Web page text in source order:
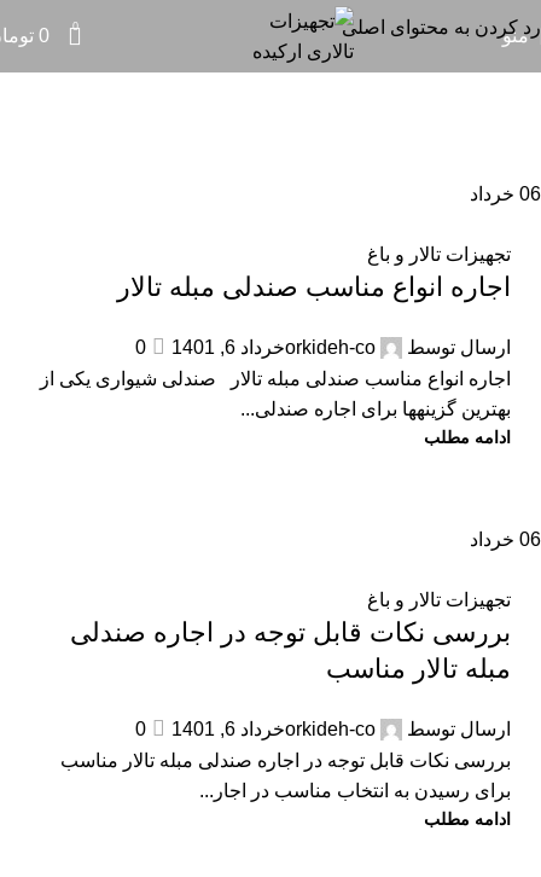
رد کردن به محتوای اصلی
منو 0
0
بایگانی برچسب ها: تجهیزات تالار
عروسی
06 خرداد
تجهیزات تالار و باغ
اجاره انواع مناسب صندلی مبله تالار
ارسال توسط orkideh-coخرداد 6, 1401
0
اجاره انواع مناسب صندلی مبله تالار صندلی شیواری یکی از
بهترین گزینه­ها برای اجاره صندلی...
ادامه مطلب
06 خرداد
تجهیزات تالار و باغ
بررسی نکات قابل توجه در اجاره صندلی
مبله تالار مناسب
ارسال توسط orkideh-coخرداد 6, 1401
0
بررسی نکات قابل توجه در اجاره صندلی مبله تالار مناسب
برای رسیدن به انتخاب مناسب در اجار...
ادامه مطلب